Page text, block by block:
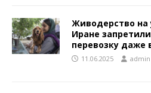
Живодерство на
Иране
перевозку даже
11.06.2025 admin